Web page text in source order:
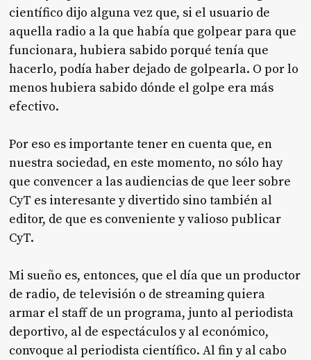
científico dijo alguna vez que, si el usuario de
aquella radio a la que había que golpear para que
funcionara, hubiera sabido porqué tenía que
hacerlo, podía haber dejado de golpearla. O por lo
menos hubiera sabido dónde el golpe era más
efectivo.
Por eso es importante tener en cuenta que, en
nuestra sociedad, en este momento, no sólo hay
que convencer a las audiencias de que leer sobre
CyT es interesante y divertido sino también al
editor, de que es conveniente y valioso publicar
CyT.
Mi sueño es, entonces, que el día que un productor
de radio, de televisión o de streaming quiera
armar el staff de un programa, junto al periodista
deportivo, al de espectáculos y al económico,
convoque al periodista científico. Al fin y al cabo